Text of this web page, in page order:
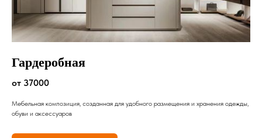
Гардеробная
от 37000
Мебельная композиция, созданная для удобного размещения и хранения одежды,
обуви и аксессуаров